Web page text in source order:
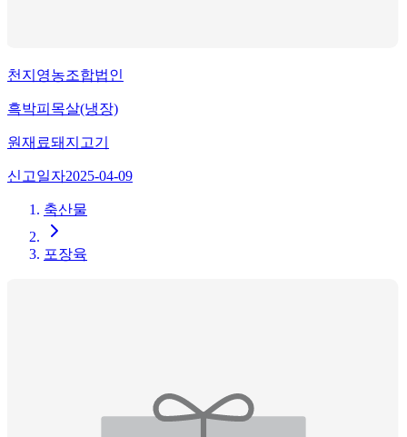
천지영농조합법인
흑박피목살(냉장)
원재료돼지고기
신고일자2025-04-09
축산물
포장육